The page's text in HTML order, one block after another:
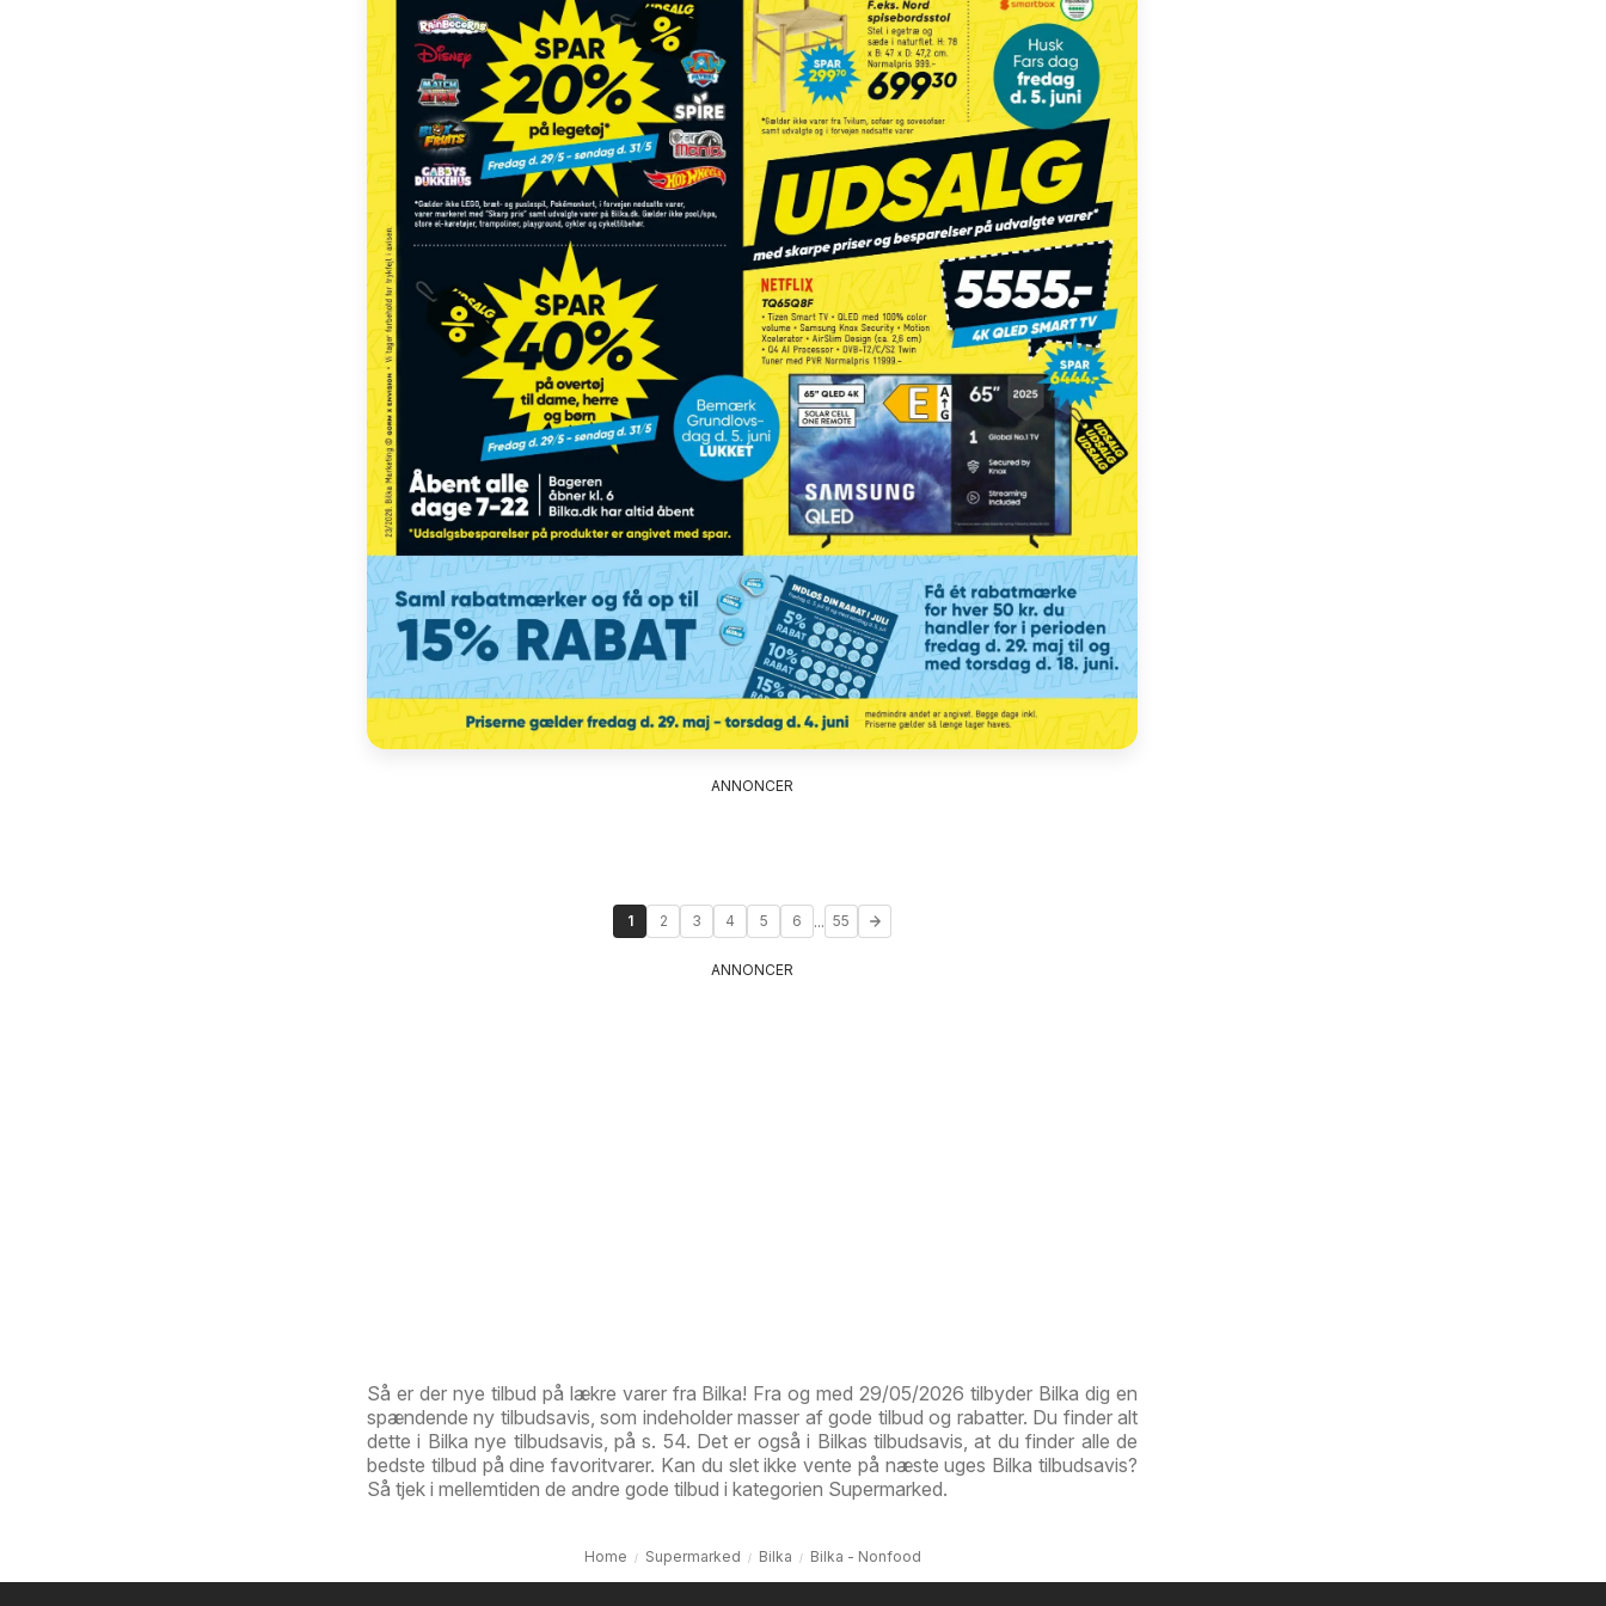
ANNONCER
1 2 3 4 5 6 ... 55
ANNONCER
Så er der nye tilbud på lækre varer fra Bilka! Fra og med 29/05/2026 tilbyder Bilka dig en
spændende ny tilbudsavis, som indeholder masser af gode tilbud og rabatter. Du finder alt
dette i Bilka nye tilbudsavis, på s. 54. Det er også i Bilkas tilbudsavis, at du finder alle de
bedste tilbud på dine favoritvarer. Kan du slet ikke vente på næste uges Bilka tilbudsavis?
Så tjek i mellemtiden de andre gode tilbud i kategorien Supermarked.
Home Supermarked Bilka Bilka - Nonfood